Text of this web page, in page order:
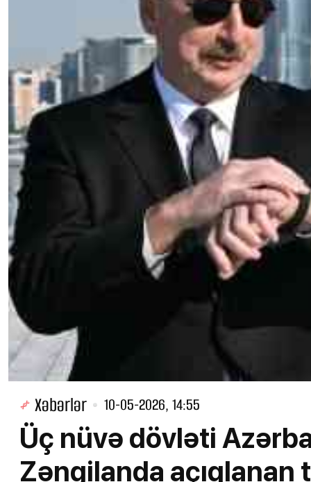
Xəbərlər 10-05-2026, 14:55
Üç nüvə dövləti
Zəngilanda açıqlanan